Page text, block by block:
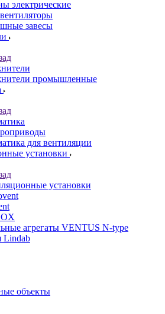
электрические
завесы
промышленные
для вентиляции
установки
установки
агрегаты VENTUS N-type
Lindab
объекты